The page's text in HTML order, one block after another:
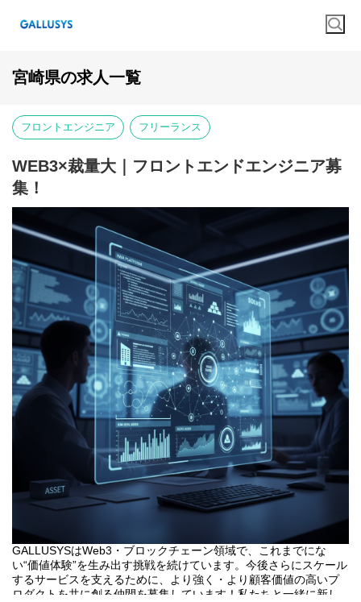
宮崎県の求人一覧
フロントエンジニア フリーランス
WEB3×裁量大｜フロントエンドエンジニア募
集！
GALLUSYSはWeb3・ブロックチェーン領域で、これまでにな
い“価値体験”を生み出す挑戦を続けています。今後さらにスケール
するサービスを支えるために、より強く・より顧客価値の高いプ
ロダクトを共に創る仲間を募集しています！私たちと一緒に新し